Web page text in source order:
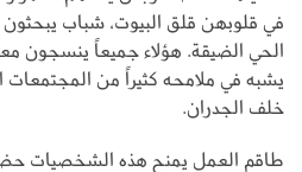
في قلوبهن قلق البيوت، شباب
الحي الضيقة. هؤلاء جميعاً ينسجون
يشبه في ملامحه كثيراً من المجتمعات
خلف الجدران.
طاقم العمل يمنح هذه الشخصيات